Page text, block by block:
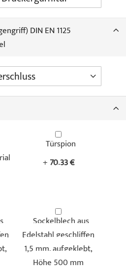
DIN EN 1125
Türspion
+ 70,33 €
Sockelblech aus
Edelstahl geschliffen
1,5 mm, aufgeklebt,
Höhe 500 mm